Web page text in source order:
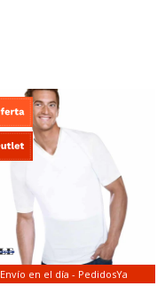
Envío en el día - PedidosYa